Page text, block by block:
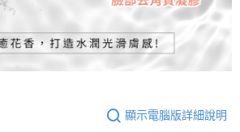
顯示電腦版詳細說明